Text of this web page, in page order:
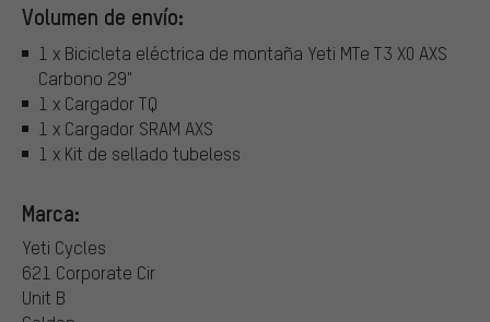
Volumen de envío:
1 x Bicicleta eléctrica de montaña Yeti MTe T3 X0 AXS
Carbono 29"
1 x Cargador TQ
1 x Cargador SRAM AXS
1 x Kit de sellado tubeless
Marca:
Yeti Cycles
621 Corporate Cir
Unit B